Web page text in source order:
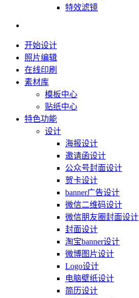
特效滤镜
开始设计
照片编辑
在线印刷
素材库
模板中心
贴纸中心
特色功能
设计
海报设计
邀请函设计
公众号封面设计
贺卡设计
banner广告设计
微信二维码设计
微信朋友圈封面设计
封面设计
淘宝banner设计
微博图片设计
Logo设计
电脑壁纸设计
简历设计